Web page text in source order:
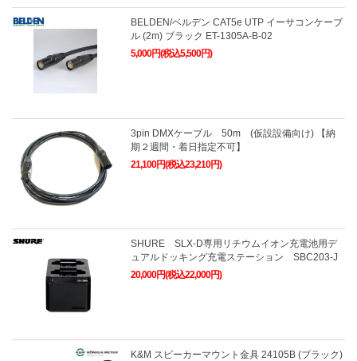
BELDEN/ベルデン CAT5e UTP イーサコンケーブ
ル (2m) ブラック ET-1305A-B-02
5,000円(税込5,500円)
3pin DMXケーブル 50m (仮設設備向け) 【納
期２週間・着日指定不可】
21,100円(税込23,210円)
SHURE SLX-D専用リチウムイオン充電池用デ
ュアルドッキング充電ステーション SBC203-J
20,000円(税込22,000円)
K&M スピーカーマウント金具 24105B (ブラック)